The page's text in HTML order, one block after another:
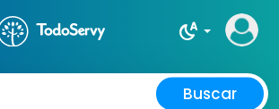
night_sight_auto
Buscar